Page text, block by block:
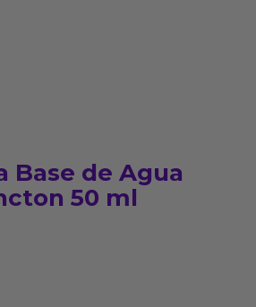
Base de Agua
50 ml